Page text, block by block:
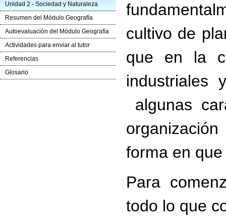
Unidad 2 - Sociedad y Naturaleza
Resumen del Módulo Geografía
Autoevaluación del Módulo Geografía
Actividades para enviar al tutor
Referencias
Glosario
cultivo de
que en la
industriales
algunas
forma en
Para
todo lo que